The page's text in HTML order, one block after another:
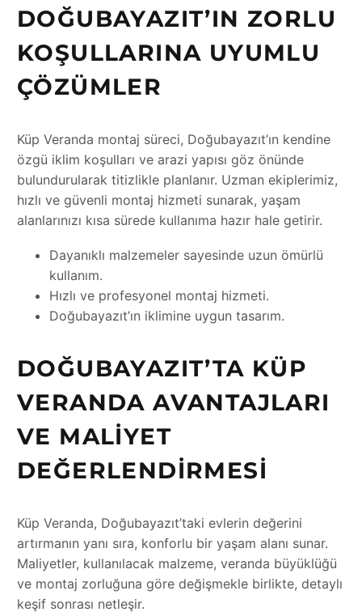
DOĞUBAYAZIT’IN ZORLU
KOŞULLARINA UYUMLU
ÇÖZÜMLER
Küp Veranda montaj süreci, Doğubayazıt’ın kendine
özgü iklim koşulları ve arazi yapısı göz önünde
bulundurularak titizlikle planlanır. Uzman ekiplerimiz,
hızlı ve güvenli montaj hizmeti sunarak, yaşam
alanlarınızı kısa sürede kullanıma hazır hale getirir.
Dayanıklı malzemeler sayesinde uzun ömürlü
kullanım.
Hızlı ve profesyonel montaj hizmeti.
Doğubayazıt’ın iklimine uygun tasarım.
DOĞUBAYAZIT’TA KÜP
VERANDA AVANTAJLARI
VE MALIYET
DEĞERLENDIRMESI
Küp Veranda, Doğubayazıt’taki evlerin değerini
artırmanın yanı sıra, konforlu bir yaşam alanı sunar.
Maliyetler, kullanılacak malzeme, veranda büyüklüğü
ve montaj zorluğuna göre değişmekle birlikte, detaylı
keşif sonrası netleşir.